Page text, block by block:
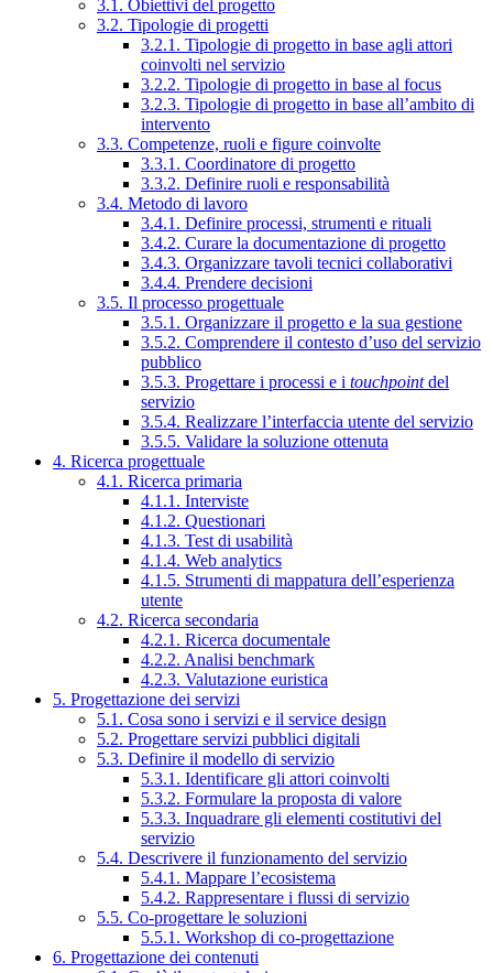
3.1. Obiettivi del progetto
3.2. Tipologie di progetti
3.2.1. Tipologie di progetto in base agli attori
coinvolti nel servizio
3.2.2. Tipologie di progetto in base al focus
3.2.3. Tipologie di progetto in base all’ambito di
intervento
3.3. Competenze, ruoli e figure coinvolte
3.3.1. Coordinatore di progetto
3.3.2. Definire ruoli e responsabilità
3.4. Metodo di lavoro
3.4.1. Definire processi, strumenti e rituali
3.4.2. Curare la documentazione di progetto
3.4.3. Organizzare tavoli tecnici collaborativi
3.4.4. Prendere decisioni
3.5. Il processo progettuale
3.5.1. Organizzare il progetto e la sua gestione
3.5.2. Comprendere il contesto d’uso del servizio
pubblico
3.5.3. Progettare i processi e i touchpointdel
servizio
3.5.4. Realizzare l’interfaccia utente del servizio
3.5.5. Validare la soluzione ottenuta
4. Ricerca progettuale
4.1. Ricerca primaria
4.1.1. Interviste
4.1.2. Questionari
4.1.3. Test di usabilità
4.1.4. Web analytics
4.1.5. Strumenti di mappatura dell’esperienza
utente
4.2. Ricerca secondaria
4.2.1. Ricerca documentale
4.2.2. Analisi benchmark
4.2.3. Valutazione euristica
5. Progettazione dei servizi
5.1. Cosa sono i servizi e il service design
5.2. Progettare servizi pubblici digitali
5.3. Definire il modello di servizio
5.3.1. Identificare gli attori coinvolti
5.3.2. Formulare la proposta di valore
5.3.3. Inquadrare gli elementi costitutivi del
servizio
5.4. Descrivere il funzionamento del servizio
5.4.1. Mappare l’ecosistema
5.4.2. Rappresentare i flussi di servizio
5.5. Co-progettare le soluzioni
5.5.1. Workshop di co-progettazione
6. Progettazione dei contenuti